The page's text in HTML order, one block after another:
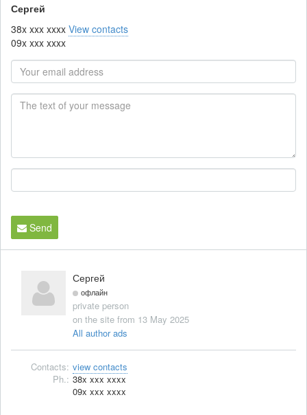
Сергей
38x xxx xxxx View contacts
09x xxx xxxx
Send
Сергей
офлайн
private person
on the site from 13 May 2025
All author ads
Contacts: view contacts
Ph.: 38x xxx xxxx
09x xxx xxxx